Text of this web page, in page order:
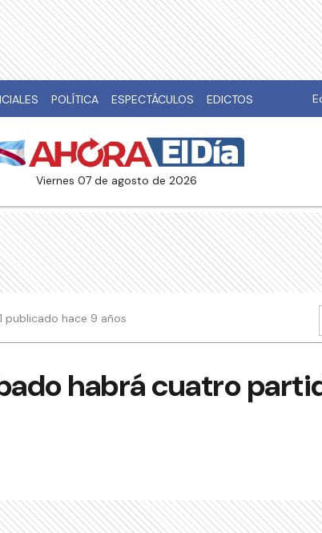
POLÍTICA ESPECTÁCULOS EDICTOS
viernes 07 de agosto de 2026
publicado hace 9 años
habrá cuatro